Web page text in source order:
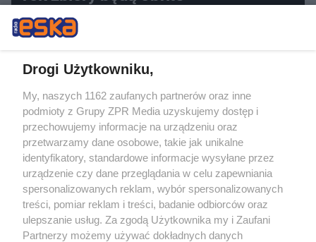
ZAKUPY
Jesień w Pepco! Stylowe kubki i
dodatki w świetnych cenach
Drogi Użytkowniku,
My, naszych 1162 zaufanych partnerów oraz inne
podmioty z Grupy ZPR Media uzyskujemy dostęp i
przechowujemy informacje na urządzeniu oraz
przetwarzamy dane osobowe, takie jak unikalne
identyfikatory, standardowe informacje wysyłane przez
urządzenie czy dane przeglądania w celu zapewniania
spersonalizowanych reklam, wybór spersonalizowanych
treści, pomiar reklam i treści, badanie odbiorców oraz
ulepszanie usług. Za zgodą Użytkownika my i Zaufani
Partnerzy możemy używać dokładnych danych